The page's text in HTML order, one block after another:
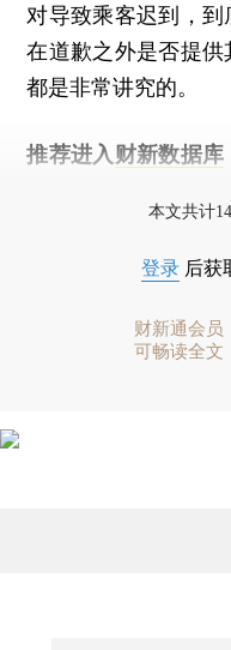
对导致乘客迟到，
在道歉之外是否提供
都是非常讲究的。
推荐进入 财新数据库
本文共计
登录 后获
财新通会员
可畅读全文